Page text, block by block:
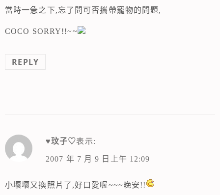
當時一急之下,忘了問可否攜帶寵物的問題,
COCO SORRY!!~~
REPLY
♥玟子♡表示:
2007 年 7 月 9 日上午 12:09
小壞壞又換照片了,好口愛喔~~~晚安!!